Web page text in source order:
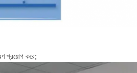
প্রয়োগ করে;